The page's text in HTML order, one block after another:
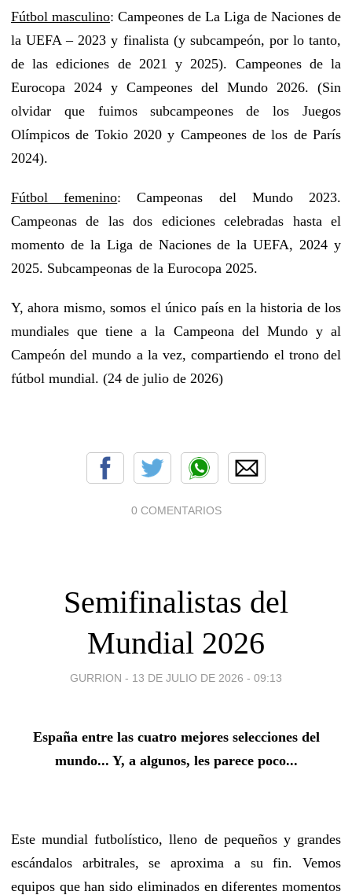
Fútbol masculino: Campeones de La Liga de Naciones de
la UEFA – 2023 y finalista (y subcampeón, por lo tanto,
de las ediciones de 2021 y 2025). Campeones de la
Eurocopa 2024 y Campeones del Mundo 2026. (Sin
olvidar que fuimos subcampeones de los Juegos
Olímpicos de Tokio 2020 y Campeones de los de París
2024).
Fútbol femenino: Campeonas del Mundo 2023.
Campeonas de las dos ediciones celebradas hasta el
momento de la Liga de Naciones de la UEFA, 2024 y
2025. Subcampeonas de la Eurocopa 2025.
Y, ahora mismo, somos el único país en la historia de los
mundiales que tiene a la Campeona del Mundo y al
Campeón del mundo a la vez, compartiendo el trono del
fútbol mundial. (24 de julio de 2026)
0 COMENTARIOS
Semifinalistas del
Mundial 2026
GURRION - 13 DE JULIO DE 2026 - 09:13
España entre las cuatro mejores selecciones del
mundo... Y, a algunos, les parece poco...
Este mundial futbolístico, lleno de pequeños y grandes
escándalos arbitrales, se aproxima a su fin. Vemos
equipos que han sido eliminados en diferentes momentos